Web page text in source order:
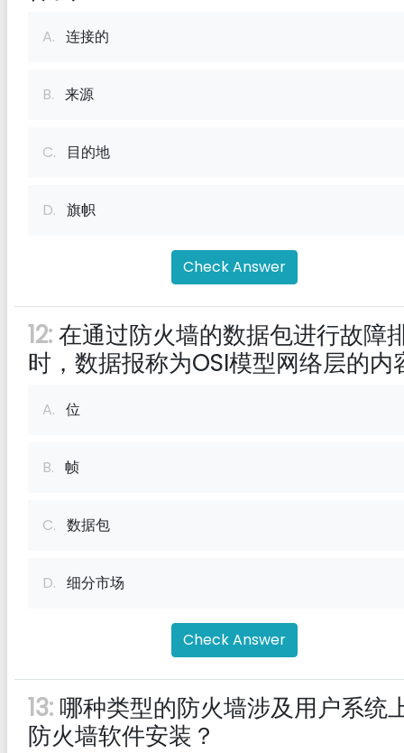
A. 连接的
B. 来源
C. 目的地
D. 旗帜
Check Answer
12:在通过防火墙的数据包进行故障
时，数据报称为OSI模型网络层的内
A. 位
B. 帧
C. 数据包
D. 细分市场
Check Answer
13: 哪种类型的防火墙涉及用户系统
防火墙软件安装？